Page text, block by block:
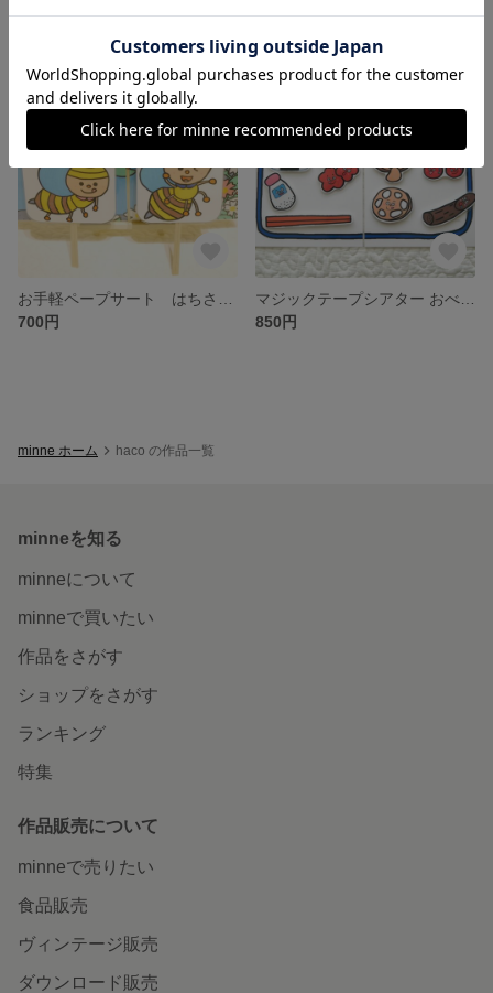
700円
850円
minne ホーム haco の作品一覧
minneを知る
minneについて
minneで買いたい
作品をさがす
ショップをさがす
ランキング
特集
作品販売について
minneで売りたい
食品販売
ヴィンテージ販売
ダウンロード販売